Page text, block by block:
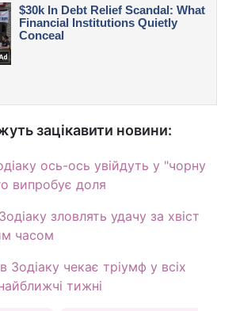
зацікавити новини:
ось-ось увійдуть у "чорну
випробує доля
зловлять удачу за хвіст
часом
Зодіаку чекає тріумф у всіх
тижні